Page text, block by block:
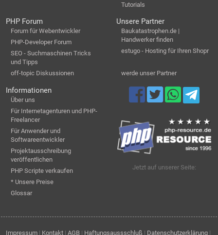
Tutorials
PHP Forum
Forum für Webentwickler
PHP-Developer Forum
SEO - Suchmaschinen Tricks
und Tipps
off-topic Diskussionen
Unsere Partner
Baukatastrophen.de |
Handwerker finden
estugo - Hosting für Ihren Shopr
werde unser Partner
Informationen
Über uns
Für Internetagenturen und PHP-
Freelancer
Für Anwender und
Softwareentwickler
Projektausschreibung
veröffentlichen
PHP Scripte verkaufen
* Unsere Preise
Glossar
Jetzt auf unserer Seite:
Impressum | Kontakt | AGB | Haftungsaussschluß | Datenschutzerklärung |